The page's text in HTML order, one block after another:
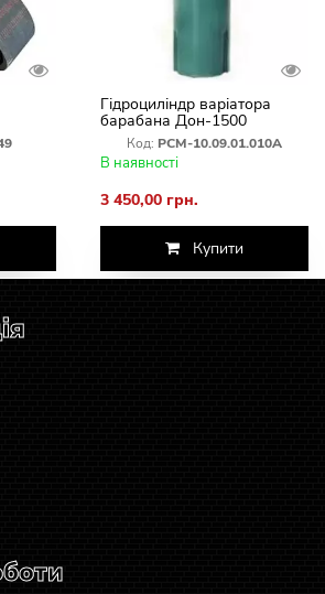
Гідроциліндр варіатора
барабана Дон-1500
Код: РСМ-10.09.01.010А
В наявності
3 450,00 грн.
Купити